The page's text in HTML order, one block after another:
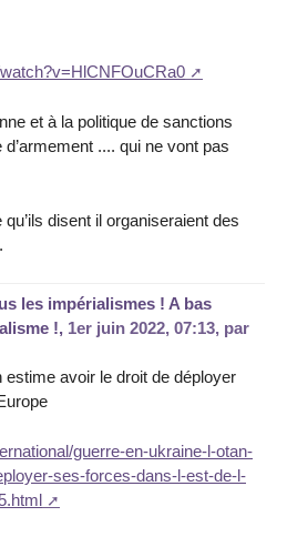
et à la politique de sanctions
.... qui ne vont pas
disent il organiseraient des
les impérialismes ! A bas
!, 1er juin 2022, 07:13, par
estime avoir le droit de déployer
guerre-en-ukraine-l-otan-
ses-forces-dans-l-est-de-l-